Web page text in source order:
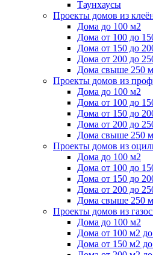
Таунхаусы
Проекты домов из
Дома до 100 м2
Дома от 100 до
Дома от 150 до
Дома от 200 до
Дома свыше 250
Проекты домов из
Дома до 100 м2
Дома от 100 до
Дома от 150 до
Дома от 200 до
Дома свыше 250
Проекты домов из
Дома до 100 м2
Дома от 100 до
Дома от 150 до
Дома от 200 до
Дома свыше 250
Проекты домов из
Дома до 100 м2
Дома от 100 м2
Дома от 150 м2